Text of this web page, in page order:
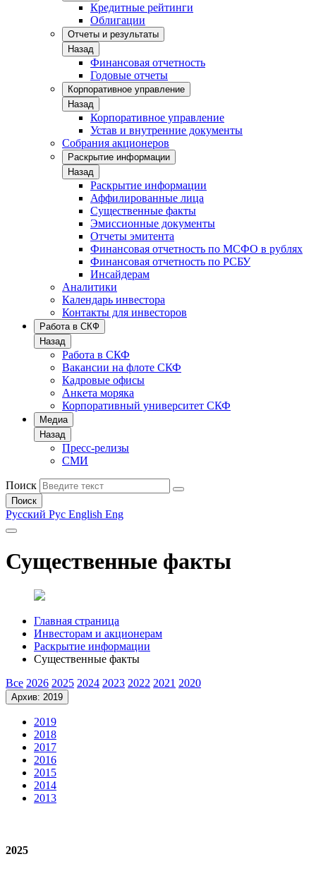
Кредитные рейтинги
Облигации
Отчеты и результаты
Назад
Финансовая отчетность
Годовые отчеты
Корпоративное управление
Назад
Корпоративное управление
Устав и внутренние документы
Собрания акционеров
Раскрытие информации
Назад
Раскрытие информации
Аффилированные лица
Существенные факты
Эмиссионные документы
Отчеты эмитента
Финансовая отчетность по МСФО в рублях
Финансовая отчетность по РСБУ
Инсайдерам
Аналитики
Календарь инвестора
Контакты для инвесторов
Работа в СКФ
Назад
Работа в СКФ
Вакансии на флоте СКФ
Кадровые офисы
Анкета моряка
Корпоративный университет СКФ
Медиа
Назад
Пресс-релизы
СМИ
Поиск
Поиск
Русский Рус English Eng
Существенные факты
Главная страница
Инвесторам и акционерам
Раскрытие информации
Существенные факты
Все 2026 2025 2024 2023 2022 2021 2020
Архив: 2019
2019
2018
2017
2016
2015
2014
2013
2025